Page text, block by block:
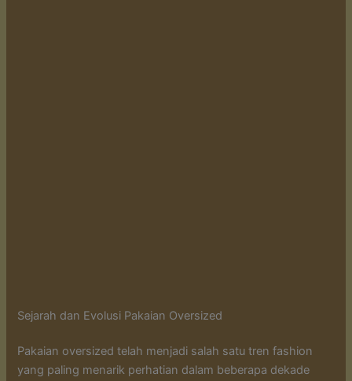
Sejarah dan Evolusi Pakaian Oversized
Pakaian oversized telah menjadi salah satu tren fashion
yang paling menarik perhatian dalam beberapa dekade